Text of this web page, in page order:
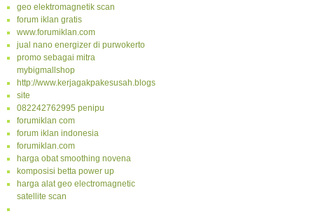
geo elektromagnetik scan
forum iklan gratis
www.forumiklan.com
jual nano energizer di purwokerto
promo sebagai mitra
mybigmallshop
http://www.kerjagakpakesusah.blogspot.com/
site
082242762995 penipu
forumiklan com
forum iklan indonesia
forumiklan.com
harga obat smoothing novena
komposisi betta power up
harga alat geo electromagnetic
satellite scan